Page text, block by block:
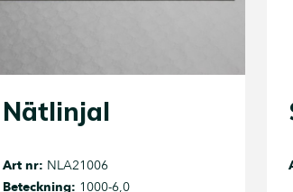
Nätlinjal
Art nr: NLA21006
Beteckning: 1000-6,0